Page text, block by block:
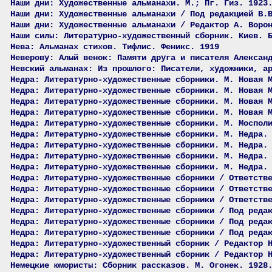
Наши дни: Художественные альманахи. М.; Пг. Гиз.
Наши дни: Художественные альманахи / Под редакцией
Наши дни: Художественные альманахи / Редактор А.
Наши силы: Литературно-художественный сборник. Киев.
Нева: Альманах стихов. Тифлис. Феникс. 1919
Неверову: Алый венок: Памяти друга и писателя
Невский альманах: Из прошлого: Писатели, художники,
Недра: Литературно-художественные сборники. М.
Недра: Литературно-художественные сборники. М.
Недра: Литературно-художественные сборники. М.
Недра: Литературно-художественные сборники. М.
Недра: Литературно-художественные сборники. М.
Недра: Литературно-художественные сборники. М.
Недра: Литературно-художественные сборники. М.
Недра: Литературно-художественные сборники. М.
Недра: Литературно-художественные сборники. М.
Недра: Литературно-художественные сборники /
Недра: Литературно-художественные сборники /
Недра: Литературно-художественные сборники /
Недра: Литературно-художественные сборники / Под
Недра: Литературно-художественные сборники / Под
Недра: Литературно-художественные сборники / Под
Недра: Литературно-художественный сборник /
Недра: Литературно-художественный сборник /
Немецкие юмористы: Сборник рассказов. М. Огонек.